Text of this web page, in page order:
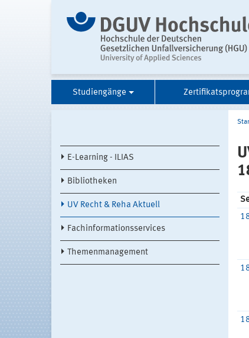
Studiengänge
E-Learning - ILIAS
Bibliotheken
UV Recht & Reha Aktuell
Fachinformationsservices
Themenmanagement